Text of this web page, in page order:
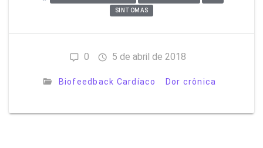
SINTOMAS
0 5 de abril de 2018
Biofeedback Cardíaco Dor crônica